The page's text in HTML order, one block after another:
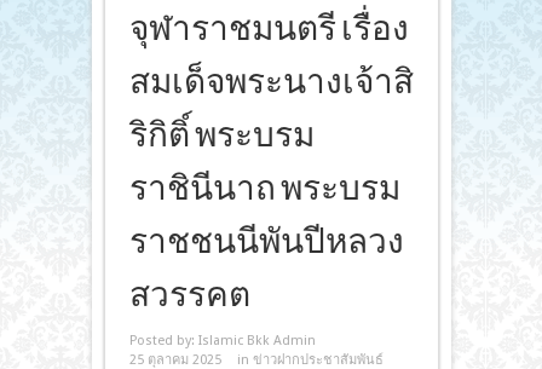
จุฬาราชมนตรี เรื่อง
สมเด็จพระนางเจ้าสิ
ริกิติ์ พระบรม
ราชินีนาถ พระบรม
ราชชนนีพันปีหลวง
สวรรคต
Posted by: Islamic Bkk Admin
25 ตุลาคม 2025
in ข่าวฝากประชาสัมพันธ์